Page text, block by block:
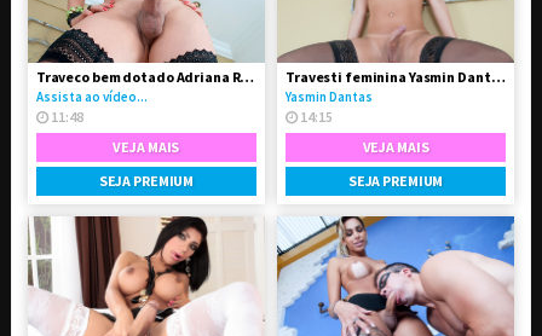
Traveco bem dotado Adriana Rodrigues
Assista ao vídeo...
11:48
VEJA MAIS
SEJA PREMIUM
Travesti feminina Yasmin Dantas se exibindo na live
Yasmin Dantas
14:15
VEJA MAIS
SEJA PREMIUM